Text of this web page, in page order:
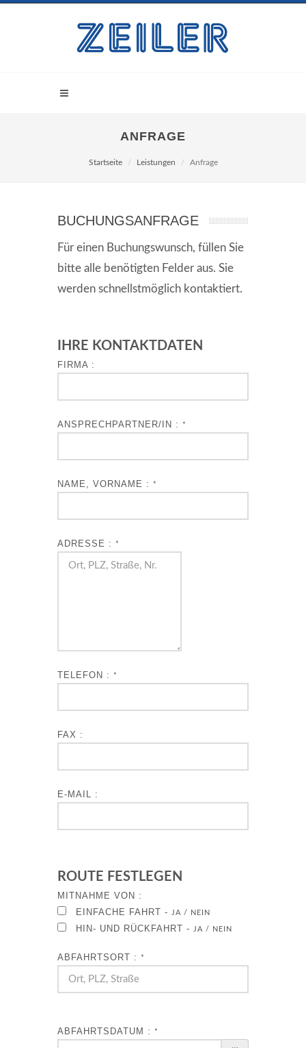
ANFRAGE
Startseite Leistungen Anfrage
BUCHUNGSANFRAGE
Für einen Buchungswunsch, füllen Sie
bitte alle benötigten Felder aus. Sie
werden schnellstmöglich kontaktiert.
IHRE KONTAKTDATEN
FIRMA :
ANSPRECHPARTNER/IN : *
NAME, VORNAME : *
ADRESSE : *
TELEFON : *
FAX :
E-MAIL :
ROUTE FESTLEGEN
MITNAHME VON :
EINFACHE FAHRT -
JA / NEIN
HIN- UND RÜCKFAHRT - JA / NEIN
ABFAHRTSORT : *
ABFAHRTSDATUM : *